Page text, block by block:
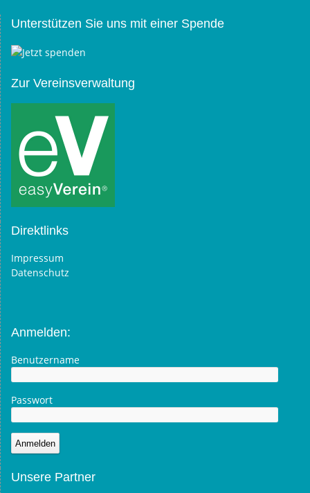
Unterstützen Sie uns mit einer Spende
Zur Vereinsverwaltung
Direktlinks
Impressum
Datenschutz
Anmelden:
Benutzername
Passwort
Unsere Partner